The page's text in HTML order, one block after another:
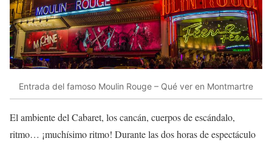
Entrada del famoso Moulin Rouge – Qué ver en Montmartre
El ambiente del Cabaret, los cancán, cuerpos de escándalo,
ritmo… ¡muchísimo ritmo! Durante las dos horas de espectáculo